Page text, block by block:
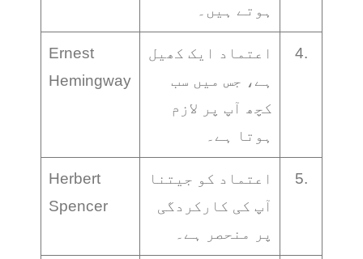
ہوتے ہیں۔
Ernest
Hemingway
اعتماد ایک کھیل
ہے، جس میں سب
کچھ آپ پر لازم
ہوتا ہے۔
4.
Herbert
Spencer
اعتماد کو جیتنا
آپ کی کارکردگی
پر منحصر ہے۔
5.